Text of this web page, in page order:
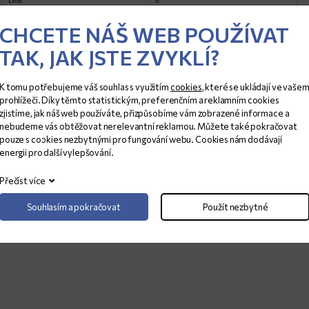
CHCETE NÁŠ WEB POUŽÍVAT
TAK, JAK JSTE ZVYKLÍ?
K tomu potřebujeme váš souhlas s využitímcookies, které se ukládají ve vašem
prohlížeči. Díky těmto statistickým, preferenčním a reklamním cookies
zjistíme, jak náš web používáte, přizpůsobíme vám zobrazené informace a
nebudeme vás obtěžovat nerelevantní reklamou. Můžete také pokračovat
pouze s cookies nezbytnými pro fungování webu. Cookies nám dodávají
energii pro další vylepšování.
Přečíst více
Souhlasím a pokračovat Použít nezbytné